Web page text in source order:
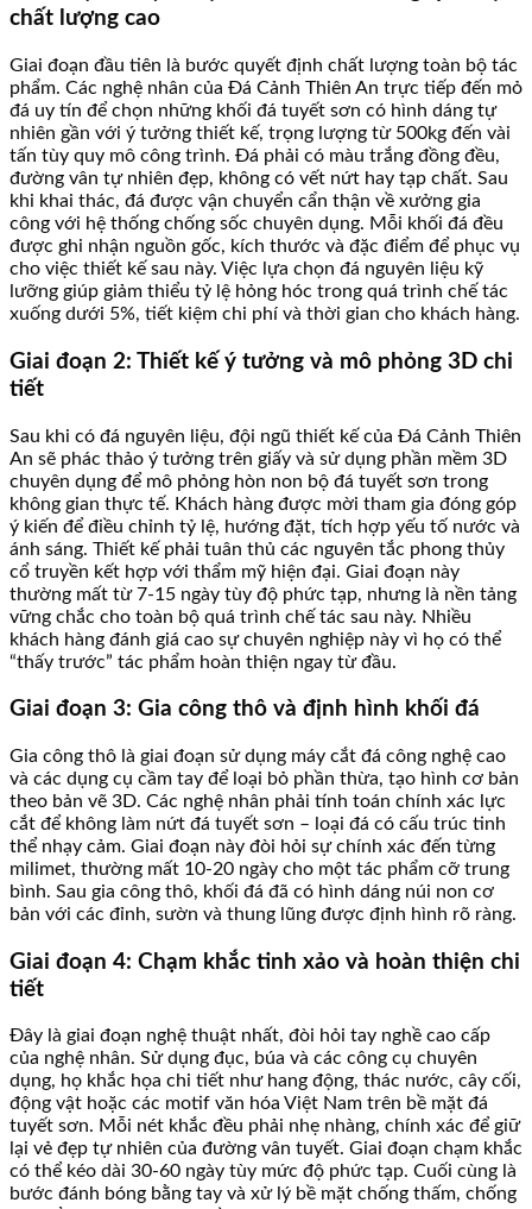
chất lượng cao
Giai đoạn đầu tiên là bước quyết định chất lượng toàn bộ tác
phẩm. Các nghệ nhân của Đá Cảnh Thiên An trực tiếp đến mỏ
đá uy tín để chọn những khối đá tuyết sơn có hình dáng tự
nhiên gần với ý tưởng thiết kế, trọng lượng từ 500kg đến vài
tấn tùy quy mô công trình. Đá phải có màu trắng đồng đều,
đường vân tự nhiên đẹp, không có vết nứt hay tạp chất. Sau
khi khai thác, đá được vận chuyển cẩn thận về xưởng gia
công với hệ thống chống sốc chuyên dụng. Mỗi khối đá đều
được ghi nhận nguồn gốc, kích thước và đặc điểm để phục vụ
cho việc thiết kế sau này. Việc lựa chọn đá nguyên liệu kỹ
lưỡng giúp giảm thiểu tỷ lệ hỏng hóc trong quá trình chế tác
xuống dưới 5%, tiết kiệm chi phí và thời gian cho khách hàng.
Giai đoạn 2: Thiết kế ý tưởng và mô phỏng 3D chi
tiết
Sau khi có đá nguyên liệu, đội ngũ thiết kế của Đá Cảnh Thiên
An sẽ phác thảo ý tưởng trên giấy và sử dụng phần mềm 3D
chuyên dụng để mô phỏng hòn non bộ đá tuyết sơn trong
không gian thực tế. Khách hàng được mời tham gia đóng góp
ý kiến để điều chỉnh tỷ lệ, hướng đặt, tích hợp yếu tố nước và
ánh sáng. Thiết kế phải tuân thủ các nguyên tắc phong thủy
cổ truyền kết hợp với thẩm mỹ hiện đại. Giai đoạn này
thường mất từ 7-15 ngày tùy độ phức tạp, nhưng là nền tảng
vững chắc cho toàn bộ quá trình chế tác sau này. Nhiều
khách hàng đánh giá cao sự chuyên nghiệp này vì họ có thể
“thấy trước” tác phẩm hoàn thiện ngay từ đầu.
Giai đoạn 3: Gia công thô và định hình khối đá
Gia công thô là giai đoạn sử dụng máy cắt đá công nghệ cao
và các dụng cụ cầm tay để loại bỏ phần thừa, tạo hình cơ bản
theo bản vẽ 3D. Các nghệ nhân phải tính toán chính xác lực
cắt để không làm nứt đá tuyết sơn – loại đá có cấu trúc tinh
thể nhạy cảm. Giai đoạn này đòi hỏi sự chính xác đến từng
milimet, thường mất 10-20 ngày cho một tác phẩm cỡ trung
bình. Sau gia công thô, khối đá đã có hình dáng núi non cơ
bản với các đỉnh, sườn và thung lũng được định hình rõ ràng.
Giai đoạn 4: Chạm khắc tinh xảo và hoàn thiện chi
tiết
Đây là giai đoạn nghệ thuật nhất, đòi hỏi tay nghề cao cấp
của nghệ nhân. Sử dụng đục, búa và các công cụ chuyên
dụng, họ khắc họa chi tiết như hang động, thác nước, cây cối,
động vật hoặc các motif văn hóa Việt Nam trên bề mặt đá
tuyết sơn. Mỗi nét khắc đều phải nhẹ nhàng, chính xác để giữ
lại vẻ đẹp tự nhiên của đường vân tuyết. Giai đoạn chạm khắc
có thể kéo dài 30-60 ngày tùy mức độ phức tạp. Cuối cùng là
bước đánh bóng bằng tay và xử lý bề mặt chống thấm, chống